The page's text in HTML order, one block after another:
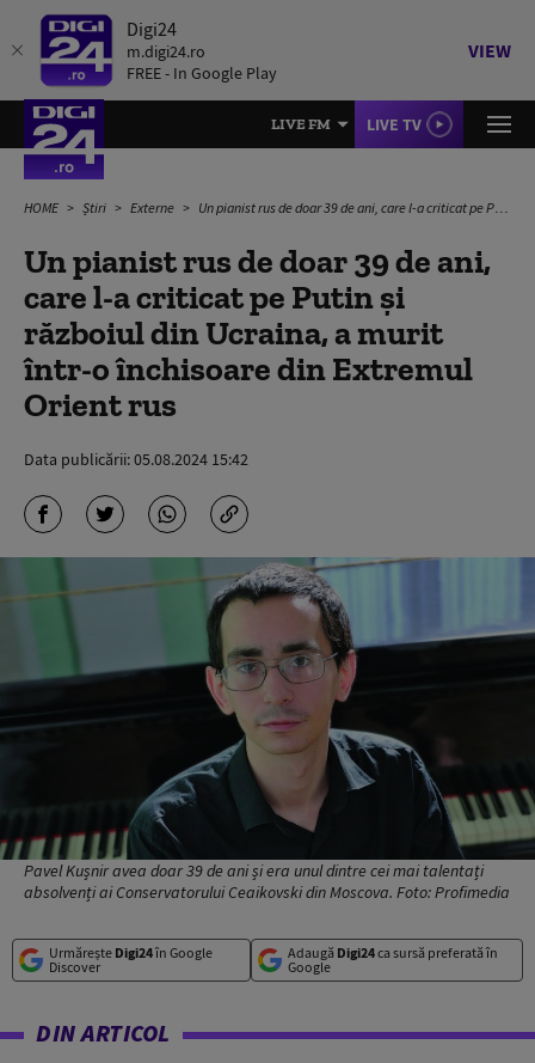
Digi24
m.digi24.ro
FREE - In Google Play
VIEW
LIVE FM LIVE TV
HOME Știri Externe Un pianist rus de doar 39 de ani, care l-a criticat pe Putin și războiul din Ucraina, a murit într-o închisoare din Extremul Orient rus
Un pianist rus de doar 39 de ani,
care l-a criticat pe Putin și
războiul din Ucraina, a murit
într-o închisoare din Extremul
Orient rus
Data publicării:05.08.2024 15:42
Pavel Kușnir avea doar 39 de ani și era unul dintre cei mai talentați
absolvenți ai Conservatorului Ceaikovski din Moscova. Foto: Profimedia
Urmărește Digi24în Google
Discover
Adaugă Digi24ca sursă preferată în
Google
DIN ARTICOL